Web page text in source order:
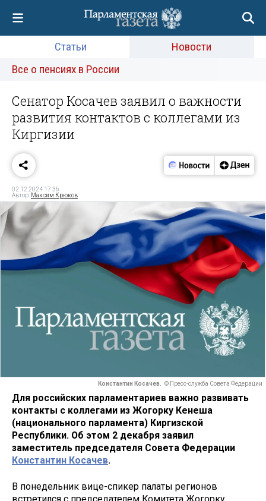
Статьи
Новости
Все о пенсиях в России
Сенатор Косачев заявил о важности
развития контактов с коллегами из
Киргизии
02.12.2024 17:36
Автор: Максим Крюков
Константин Косачев. © Пресс-служба Совета Федерации
Для российских парламентариев важно развивать
контакты с коллегами из Жогорку Кенеша
(национального парламента) Киргизской
Республики. Об этом 2 декабря заявил
заместитель председателя Совета Федерации
Константин Косачев.
В понедельник вице-спикер палаты регионов